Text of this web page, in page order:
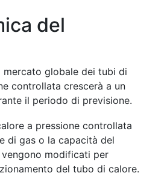
del
mercato globale dei tubi di
controllata crescerà a un
il periodo di previsione.
a pressione controllata
di gas o la capacità del
modificati per
del tubo di calore.